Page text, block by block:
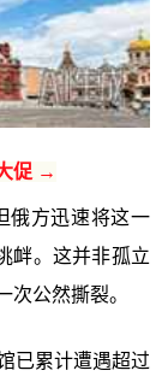
促 →
俄方迅速将这一
衅。这并非孤立
公然撕裂。
已累计遭遇超过